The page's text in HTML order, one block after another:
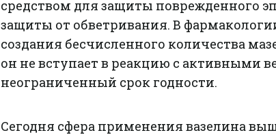
средством для защиты поврежденного
защиты от обветривания. В
создания бесчисленного количества
он не вступает в реакцию с активными
неограниченный срок годности.
Сегодня сфера применения вазелина